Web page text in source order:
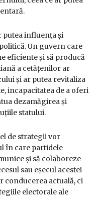
putea influența și
Un guvern care
eficiente și să producă
a cetățenilor ar
și ar putea revitaliza
incapacitatea de a oferi
dezamăgirea și
statului.
de strategii vor
în care partidele
și să colaboreze
sau eșecul acestei
conducerea actuală, ci
electorale ale